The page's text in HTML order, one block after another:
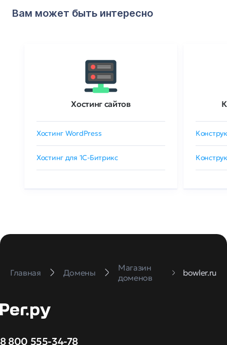
Вам может быть интересно
Хостинг сайтов
Хостинг WordPress
Хостинг для 1C-Битрикс
Главная Домены
Магазин
доменов
bowler.ru
8 800 555-34-78